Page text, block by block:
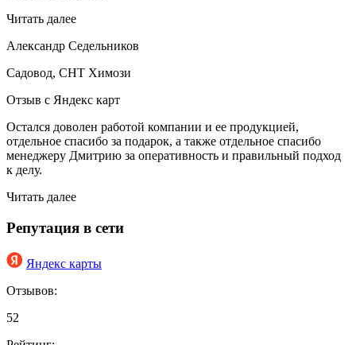
Читать далее
Александр Седельников
Садовод, СНТ Химози
Отзыв с Яндекс карт
Остался доволен работой компании и ее продукцией,
отдельное спасибо за подарок, а также отдельное спасибо
менеджеру Дмитрию за оперативность и правильный подход
к делу.
Читать далее
Репутация в сети
Яндекс карты
Отзывов:
52